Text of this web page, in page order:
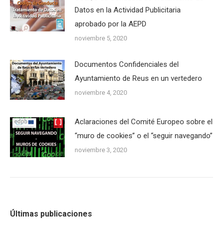
Datos en la Actividad Publicitaria
aprobado por la AEPD
noviembre 5, 2020
Documentos Confidenciales del
Ayuntamiento de Reus en un vertedero
noviembre 4, 2020
Aclaraciones del Comité Europeo sobre el
“muro de cookies” o el “seguir navegando”
noviembre 3, 2020
Últimas publicaciones